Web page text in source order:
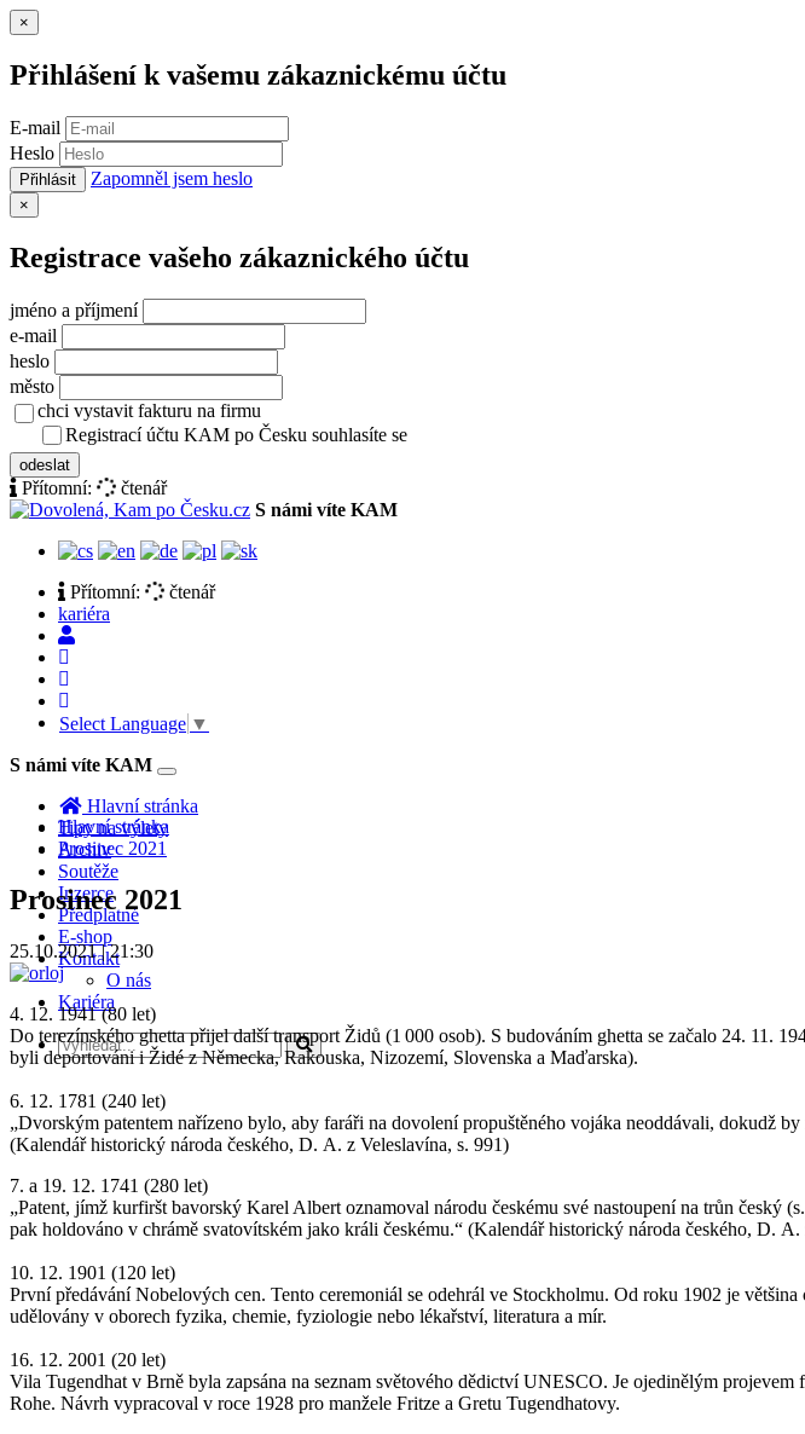
×
Přihlášení k vašemu zákaznickému účtu
E-mail
Heslo
Přihlásit Zapomněl jsem heslo
×
Registrace vašeho zákaznického účtu
jméno a příjmení
e-mail
heslo
město
chci vystavit fakturu na firmu
Registrací účtu KAM po Česku souhlasíte se
odeslat
Přítomní:
čtenář
S námi víte KAM
Přítomní:
čtenář
kariéra
Select Language ▼
S námi víte KAM
Toggle
navigation
Hlavní stránka
Tipy na výlety
Archiv
Soutěže
Inzerce
Předplatné
E-shop
Kontakt
O nás
Kariéra
Hlavní stránka
Prosinec 2021
Prosinec 2021
25.10.2021 | 21:30
4. 12. 1941 (80 let)
Do terezínského ghetta přijel další transport Židů (1 000 osob). S budováním ghetta se začalo 24. 11.
byli deportováni i Židé z Německa, Rakouska, Nizozemí, Slovenska a Maďarska).
6. 12. 1781 (240 let)
„Dvorským patentem nařízeno bylo, aby faráři na dovolení propuštěného vojáka neoddávali, dokudž
(Kalendář historický národa českého, D. A. z Veleslavína, s. 991)
7. a 19. 12. 1741 (280 let)
„Patent, jímž kurfiršt bavorský Karel Albert oznamoval národu českému své nastoupení na trůn
pak holdováno v chrámě svatovítském jako králi českému.“ (Kalendář historický národa českého, D.
10. 12. 1901 (120 let)
První předávání Nobelových cen. Tento ceremoniál se odehrál ve Stockholmu. Od roku 1902 je
udělovány v oborech fyzika, chemie, fyziologie nebo lékařství, literatura a mír.
16. 12. 2001 (20 let)
Vila Tugendhat v Brně byla zapsána na seznam světového dědictví UNESCO. Je ojedinělým
Rohe. Návrh vypracoval v roce 1928 pro manžele Fritze a Gretu Tugendhatovy.